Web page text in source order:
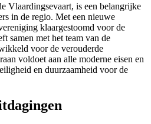
Vlaardingsevaart, is een belangrijke
in de regio. Met een nieuwe
klaargestoomd voor de
samen met het team van de
voor de verouderde
voldoet aan alle moderne eisen en
en duurzaamheid voor de